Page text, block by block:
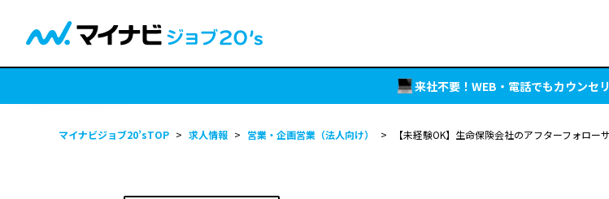
来社不要！WEB・電話でもカウンセ
マイナビジョブ20’sTOP > 求人情報 > 営業・企画営業（法人向け） > 【未経験OK】生命保険会社のアフターフォロ